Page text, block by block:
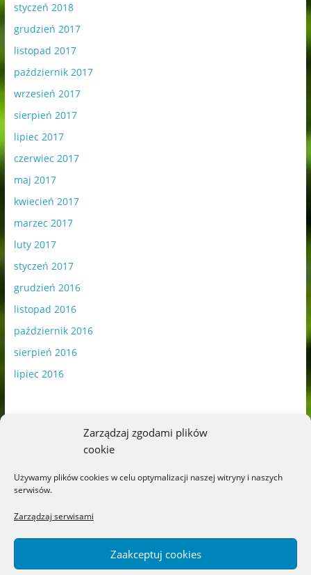
Zarządzaj zgodami plików
cookie
Używamy plików cookies w celu optymalizacji naszej witryny i naszych
serwisów.
Zarządzaj serwisami
Zaakceptuj cookies
styczeń 2018
grudzień 2017
listopad 2017
październik 2017
wrzesień 2017
sierpień 2017
lipiec 2017
czerwiec 2017
maj 2017
kwiecień 2017
marzec 2017
luty 2017
styczeń 2017
grudzień 2016
listopad 2016
październik 2016
sierpień 2016
lipiec 2016